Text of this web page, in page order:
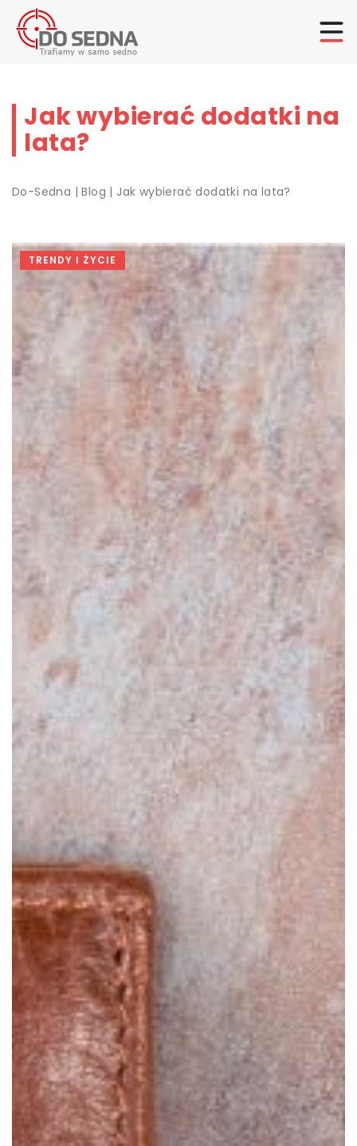
Jak wybierać dodatki na
lata?
Do-Sedna |Blog | Jak wybierać dodatki na lata?
TRENDY I ŻYCIE